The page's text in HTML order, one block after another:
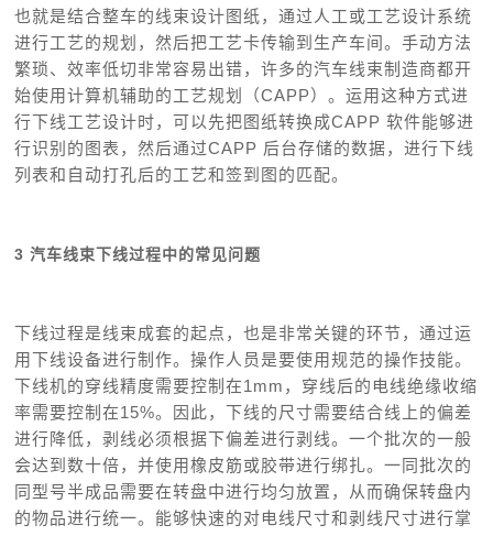
也就是结合整车的线束设计图纸，通过人工或工艺设计系统
进行工艺的规划，然后把工艺卡传输到生产车间。手动方法
繁琐、效率低切非常容易出错，许多的汽车线束制造商都开
始使用计算机辅助的工艺规划（CAPP）。运用这种方式进
行下线工艺设计时，可以先把图纸转换成CAPP 软件能够进
行识别的图表，然后通过CAPP 后台存储的数据，进行下线
列表和自动打孔后的工艺和签到图的匹配。
3 汽车线束下线过程中的常见问题
下线过程是线束成套的起点，也是非常关键的环节，通过运
用下线设备进行制作。操作人员是要使用规范的操作技能。
下线机的穿线精度需要控制在1mm，穿线后的电线绝缘收缩
率需要控制在15%。因此，下线的尺寸需要结合线上的偏差
进行降低，剥线必须根据下偏差进行剥线。一个批次的一般
会达到数十倍，并使用橡皮筋或胶带进行绑扎。一同批次的
同型号半成品需要在转盘中进行均匀放置，从而确保转盘内
的物品进行统一。能够快速的对电线尺寸和剥线尺寸进行掌